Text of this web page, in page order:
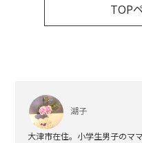
TOP
湖子
大津市在住。小学生男子のマ